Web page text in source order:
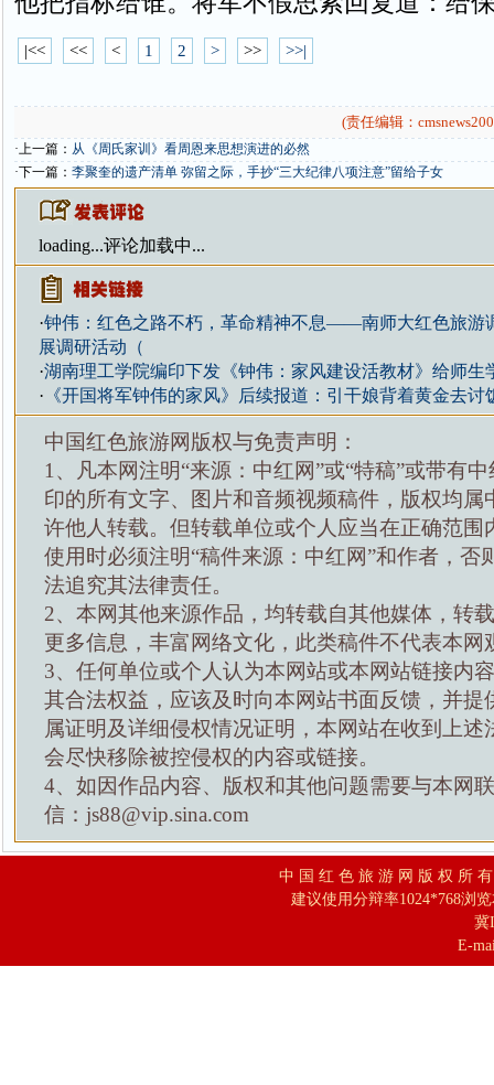
|<< << < 1 2 > >> >>|
(责任编辑：
·上一篇： 从《周氏家训》看周恩来思想演进的必然
·下一篇： 李聚奎的遗产清单 弥留之际，手抄“三大纪律八项注意”留给子女
loading...评论加载中...
·钟伟：红色之路不朽，革命精神不息——南师大红色旅游
展调研活动（
·湖南理工学院编印下发《钟伟：家风建设活教材》给师生
· 《开国将军钟伟的家风》后续报道：引干娘背着黄金去讨
中国红色旅游网版权与免责声明：
1、凡本网注明“来源：中红网”或“特稿”或带有
印的所有文字、图片和音频视频稿件，版权均属
许他人转载。但转载单位或个人应当在正确范围
使用时必须注明“稿件来源：中红网”和作者，否
法追究其法律责任。
2、本网其他来源作品，均转载自其他媒体，转
更多信息，丰富网络文化，此类稿件不代表本网
3、任何单位或个人认为本网站或本网站链接内
其合法权益，应该及时向本网站书面反馈，并提
属证明及详细侵权情况证明，本网站在收到上述
会尽快移除被控侵权的内容或链接。
4、如因作品内容、版权和其他问题需要与本网
信：js88@vip.sina.com
中 国 红 色 旅 游 网 版 权 所
建议使用分辩率1024*768浏
冀
E-